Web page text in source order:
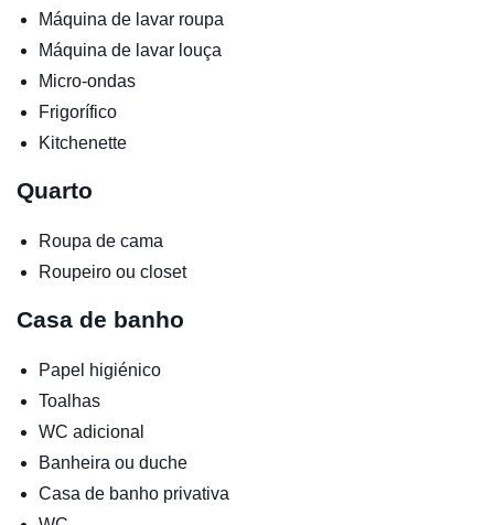
Máquina de lavar roupa
Máquina de lavar louça
Micro-ondas
Frigorífico
Kitchenette
Quarto
Roupa de cama
Roupeiro ou closet
Casa de banho
Papel higiénico
Toalhas
WC adicional
Banheira ou duche
Casa de banho privativa